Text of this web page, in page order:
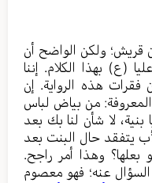
قريش؛ ولكن الواضح أن
(ع) بهذا الكلام. إننا
هذه الرواية. إن
المعروفة: من بياض لباس
لا شأن لنا بك بعد
يتفقد حال البنت بعد
وهذا أمر راجح.
عنه؛ فهو معصوم